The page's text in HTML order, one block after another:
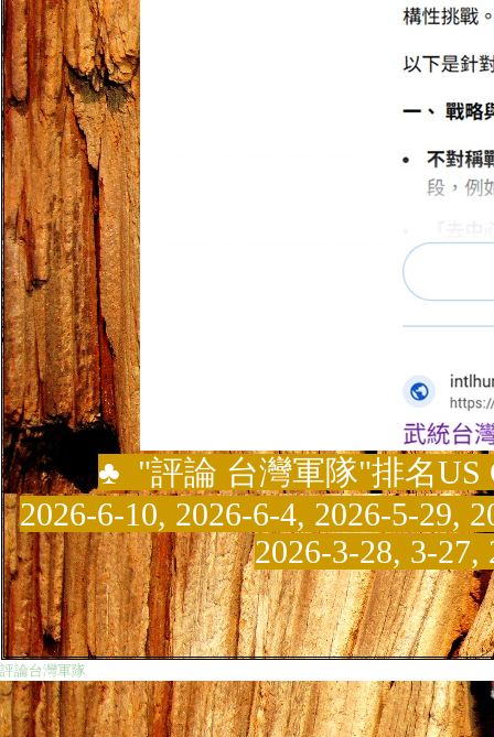
♣ "評論 台灣軍隊"排名US
2026-6-10, 2026-6-4, 2026-5-29,
2026-3-28, 3-27,
評論台灣軍隊